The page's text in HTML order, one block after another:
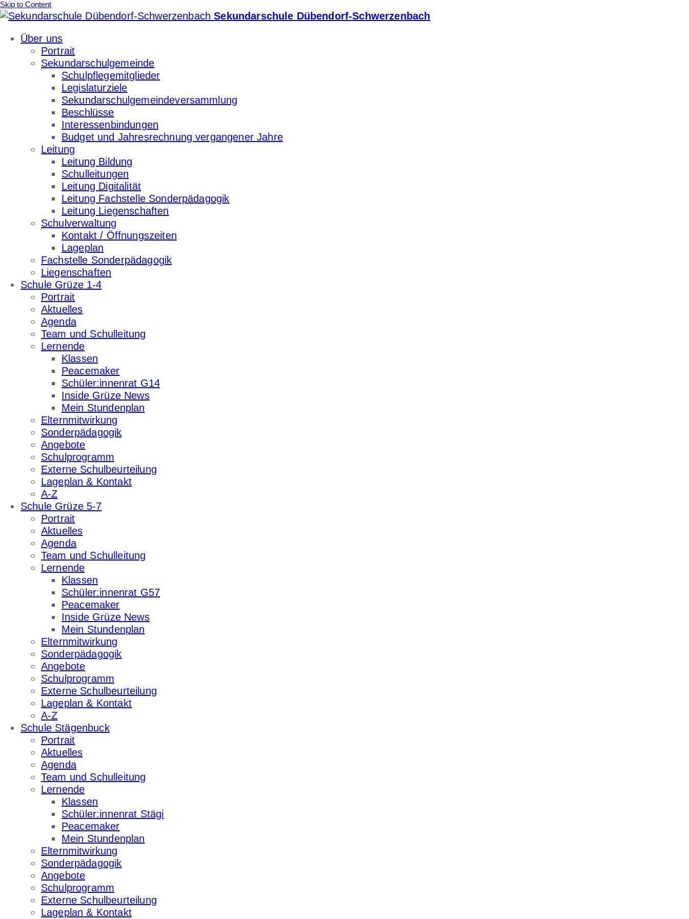
Skip to Content
Sekundarschule Dübendorf-Schwerzenbach
Über uns
Portrait
Sekundarschulgemeinde
Schulpflegemitglieder
Legislaturziele
Sekundarschulgemeindeversammlung
Beschlüsse
Interessenbindungen
Budget und Jahresrechnung vergangener Jahre
Leitung
Leitung Bildung
Schulleitungen
Leitung Digitalität
Leitung Fachstelle Sonderpädagogik
Leitung Liegenschaften
Schulverwaltung
Kontakt / Öffnungszeiten
Lageplan
Fachstelle Sonderpädagogik
Liegenschaften
Schule Grüze 1-4
Portrait
Aktuelles
Agenda
Team und Schulleitung
Lernende
Klassen
Peacemaker
Schüler:innenrat G14
Inside Grüze News
Mein Stundenplan
Elternmitwirkung
Sonderpädagogik
Angebote
Schulprogramm
Externe Schulbeurteilung
Lageplan & Kontakt
A-Z
Schule Grüze 5-7
Portrait
Aktuelles
Agenda
Team und Schulleitung
Lernende
Klassen
Schüler:innenrat G57
Peacemaker
Inside Grüze News
Mein Stundenplan
Elternmitwirkung
Sonderpädagogik
Angebote
Schulprogramm
Externe Schulbeurteilung
Lageplan & Kontakt
A-Z
Schule Stägenbuck
Portrait
Aktuelles
Agenda
Team und Schulleitung
Lernende
Klassen
Schüler:innenrat Stägi
Peacemaker
Mein Stundenplan
Elternmitwirkung
Sonderpädagogik
Angebote
Schulprogramm
Externe Schulbeurteilung
Lageplan & Kontakt